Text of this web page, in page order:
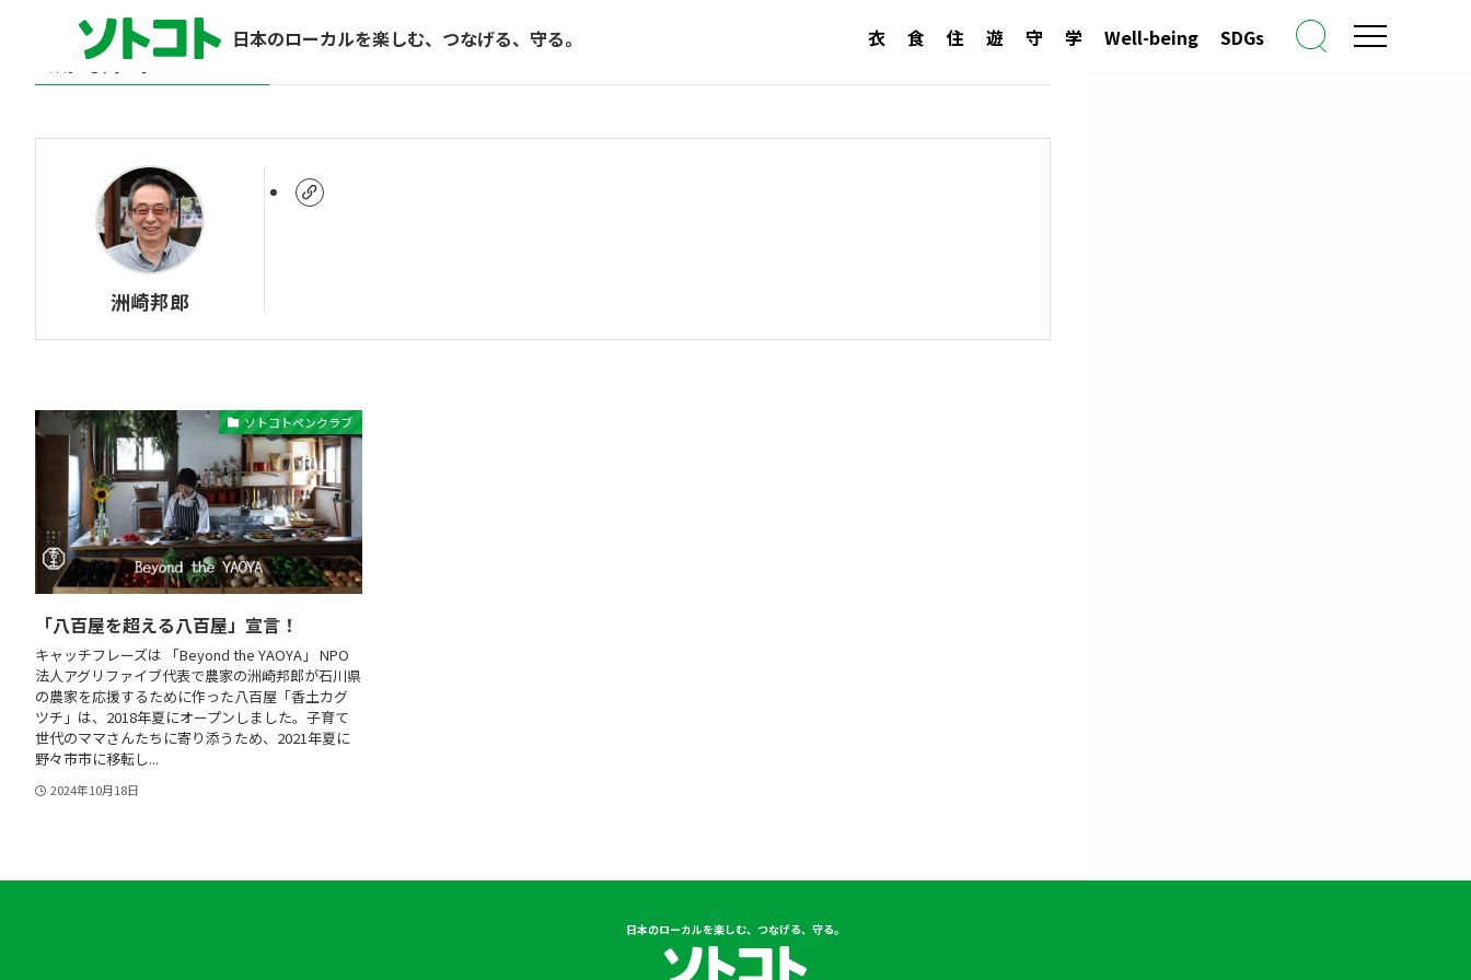
日本のローカルを楽しむ、つなげる、守る。 衣 食 住 遊 守 学 Well-being SDGs
洲崎邦郎 – Author –
洲崎邦郎
ソトコトペンクラブ
「八百屋を超える八百屋」宣言！
キャッチフレーズは 「Beyond the YAOYA」 NPO
法人アグリファイブ代表で農家の洲崎邦郎が石川県
の農家を応援するために作った八百屋「香土カグ
ツチ」は、2018年夏にオープンしました。子育て
世代のママさんたちに寄り添うため、2021年夏に
野々市市に移転し...
2024年10月18日
日本のローカルを楽しむ、つなげる、守る。